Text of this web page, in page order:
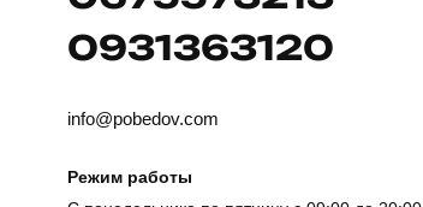
0931363120
info@pobedov.com
Режим работы